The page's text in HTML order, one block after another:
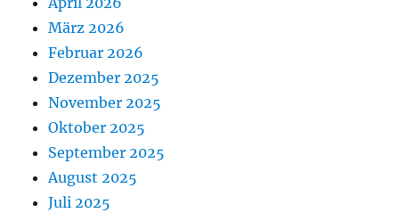
März 2026
Februar 2026
Dezember 2025
November 2025
Oktober 2025
September 2025
August 2025
Juli 2025